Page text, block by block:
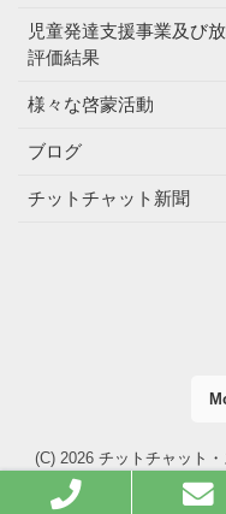
児童発達支援事業及び
評価結果
様々な啓蒙活動
ブログ
チットチャット新聞
(C) 2026 チットチャット
イサービス（大阪